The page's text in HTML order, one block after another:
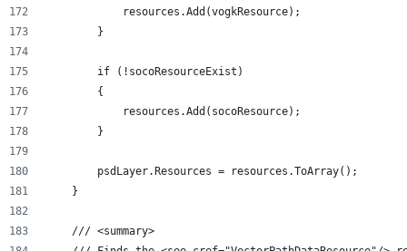
            resources.Add(vogkResource);
        }
        if (!socoResourceExist)
        {
            resources.Add(socoResource);
        }
        psdLayer.Resources = resources.ToArray();
    }
    /// <summary>